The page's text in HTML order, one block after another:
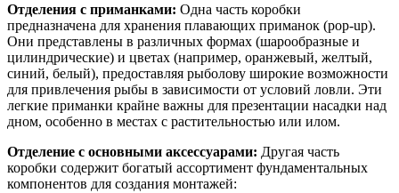
Отделения с приманками: Одна часть коробки
предназначена для хранения плавающих приманок (pop-up).
Они представлены в различных формах (шарообразные и
цилиндрические) и цветах (например, оранжевый, желтый,
синий, белый), предоставляя рыболову широкие возможности
для привлечения рыбы в зависимости от условий ловли. Эти
легкие приманки крайне важны для презентации насадки над
дном, особенно в местах с растительностью или илом.
Отделение с основными аксессуарами: Другая часть
коробки содержит богатый ассортимент фундаментальных
компонентов для создания монтажей: